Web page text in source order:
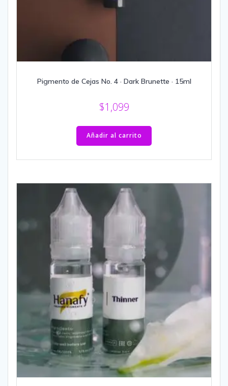
Pigmento de Cejas No. 4 · Dark Brunette · 15ml
$1,099
Añadir al carrito